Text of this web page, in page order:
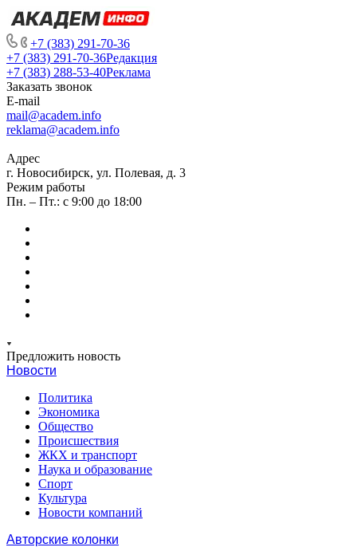
+7 (383) 291-70-36
+7 (383) 291-70-36Редакция
+7 (383) 288-53-40Реклама
Заказать звонок
E-mail
mail@academ.info
reklama@academ.info
Адрес
г. Новосибирск, ул. Полевая, д. 3
Режим работы
Пн. – Пт.: с 9:00 до 18:00
Предложить новость
Новости
Политика
Экономика
Общество
Происшествия
ЖКХ и транспорт
Наука и образование
Спорт
Культура
Новости компаний
Авторские колонки